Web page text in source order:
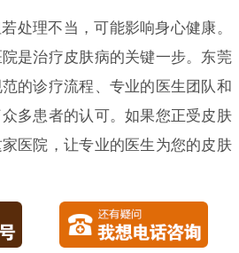
处理不当，可能影响身心健康。
是治疗皮肤病的关键一步。东莞
的诊疗流程、专业的医生团队和
多患者的认可。如果您正受皮肤
医院，让专业的医生为您的皮肤